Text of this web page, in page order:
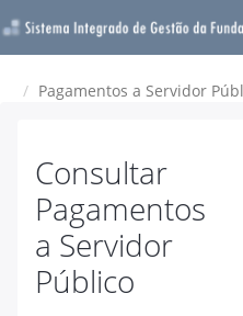
Pagamentos a Servidor
Consultar
Pagamentos
a Servidor
Público